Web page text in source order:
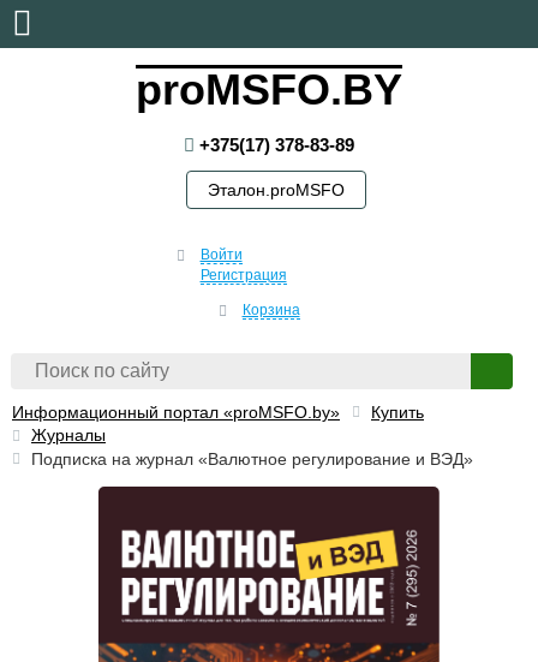
proMSFO.BY
+375(17) 378-83-89
Эталон.proMSFO
Войти
Регистрация
Корзина
Информационный портал «proMSFO.by»
Купить
Журналы
Подписка на журнал «Валютное регулирование и ВЭД»